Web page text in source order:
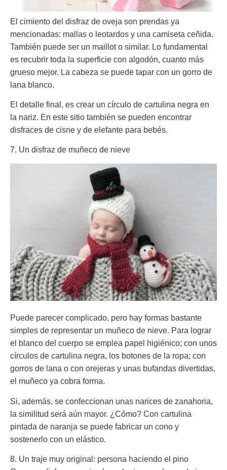
El cimiento del disfraz de oveja son prendas ya
mencionadas: mallas o leotardos y una camiseta ceñida.
También puede ser un maillot o similar. Lo fundamental
es recubrir toda la superficie con algodón, cuanto más
grueso mejor. La cabeza se puede tapar con un gorro de
lana blanco.
El detalle final, es crear un círculo de cartulina negra en
la nariz. En este sitio también se pueden encontrar
disfraces de cisne y de elefante para bebés.
7. Un disfraz de muñeco de nieve
Puede parecer complicado, pero hay formas bastante
simples de representar un muñeco de nieve. Para lograr
el blanco del cuerpo se emplea papel higiénico; con unos
círculos de cartulina negra, los botones de la ropa; con
gorros de lana o con orejeras y unas bufandas divertidas,
el muñeco ya cobra forma.
Si, además, se confeccionan unas narices de zanahoria,
la similitud será aún mayor. ¿Cómo? Con cartulina
pintada de naranja se puede fabricar un cono y
sostenerlo con un elástico.
8. Un traje muy original: persona haciendo el pino